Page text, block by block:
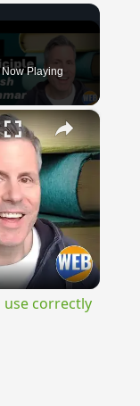
Now Playing
×
use correctly